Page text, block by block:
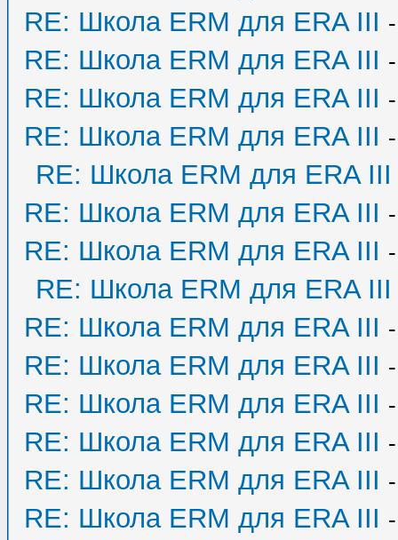
RE: Школа ERM для ERA III
RE: Школа ERM для ERA III
RE: Школа ERM для ERA III
RE: Школа ERM для ERA III
RE: Школа ERM для ERA III
RE: Школа ERM для ERA III
RE: Школа ERM для ERA III
RE: Школа ERM для ERA III
RE: Школа ERM для ERA III
RE: Школа ERM для ERA III
RE: Школа ERM для ERA III
RE: Школа ERM для ERA III
RE: Школа ERM для ERA III
RE: Школа ERM для ERA III